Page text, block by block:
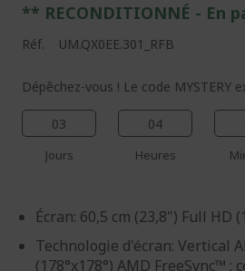
** RECONDITIONNÉ - En
Réf. UM.QX0EE.301_RFB
Dépêchez-vous ! Le code MYSTERY
03
Jours
04
Heures
Écran: 60,5 cm (23,8") Full HD
Technologie d'écran: Vertical
(178°x178°) AMD FreeSync™ ;